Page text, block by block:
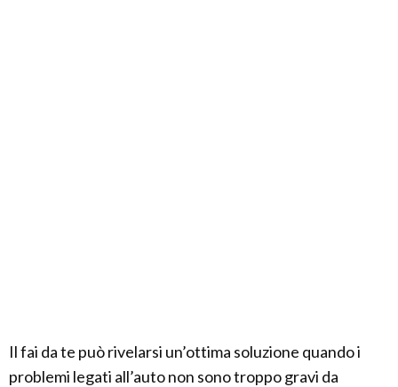
Il fai da te può rivelarsi un’ottima soluzione quando i
problemi legati all’auto non sono troppo gravi da